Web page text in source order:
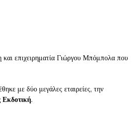
επιχειρηματία Γιώργου Μπόμπολα που
με δύο μεγάλες εταιρείες, την
.